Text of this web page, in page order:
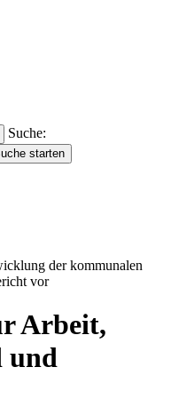
Suche:
der kommunalen
vor
Arbeit,
und